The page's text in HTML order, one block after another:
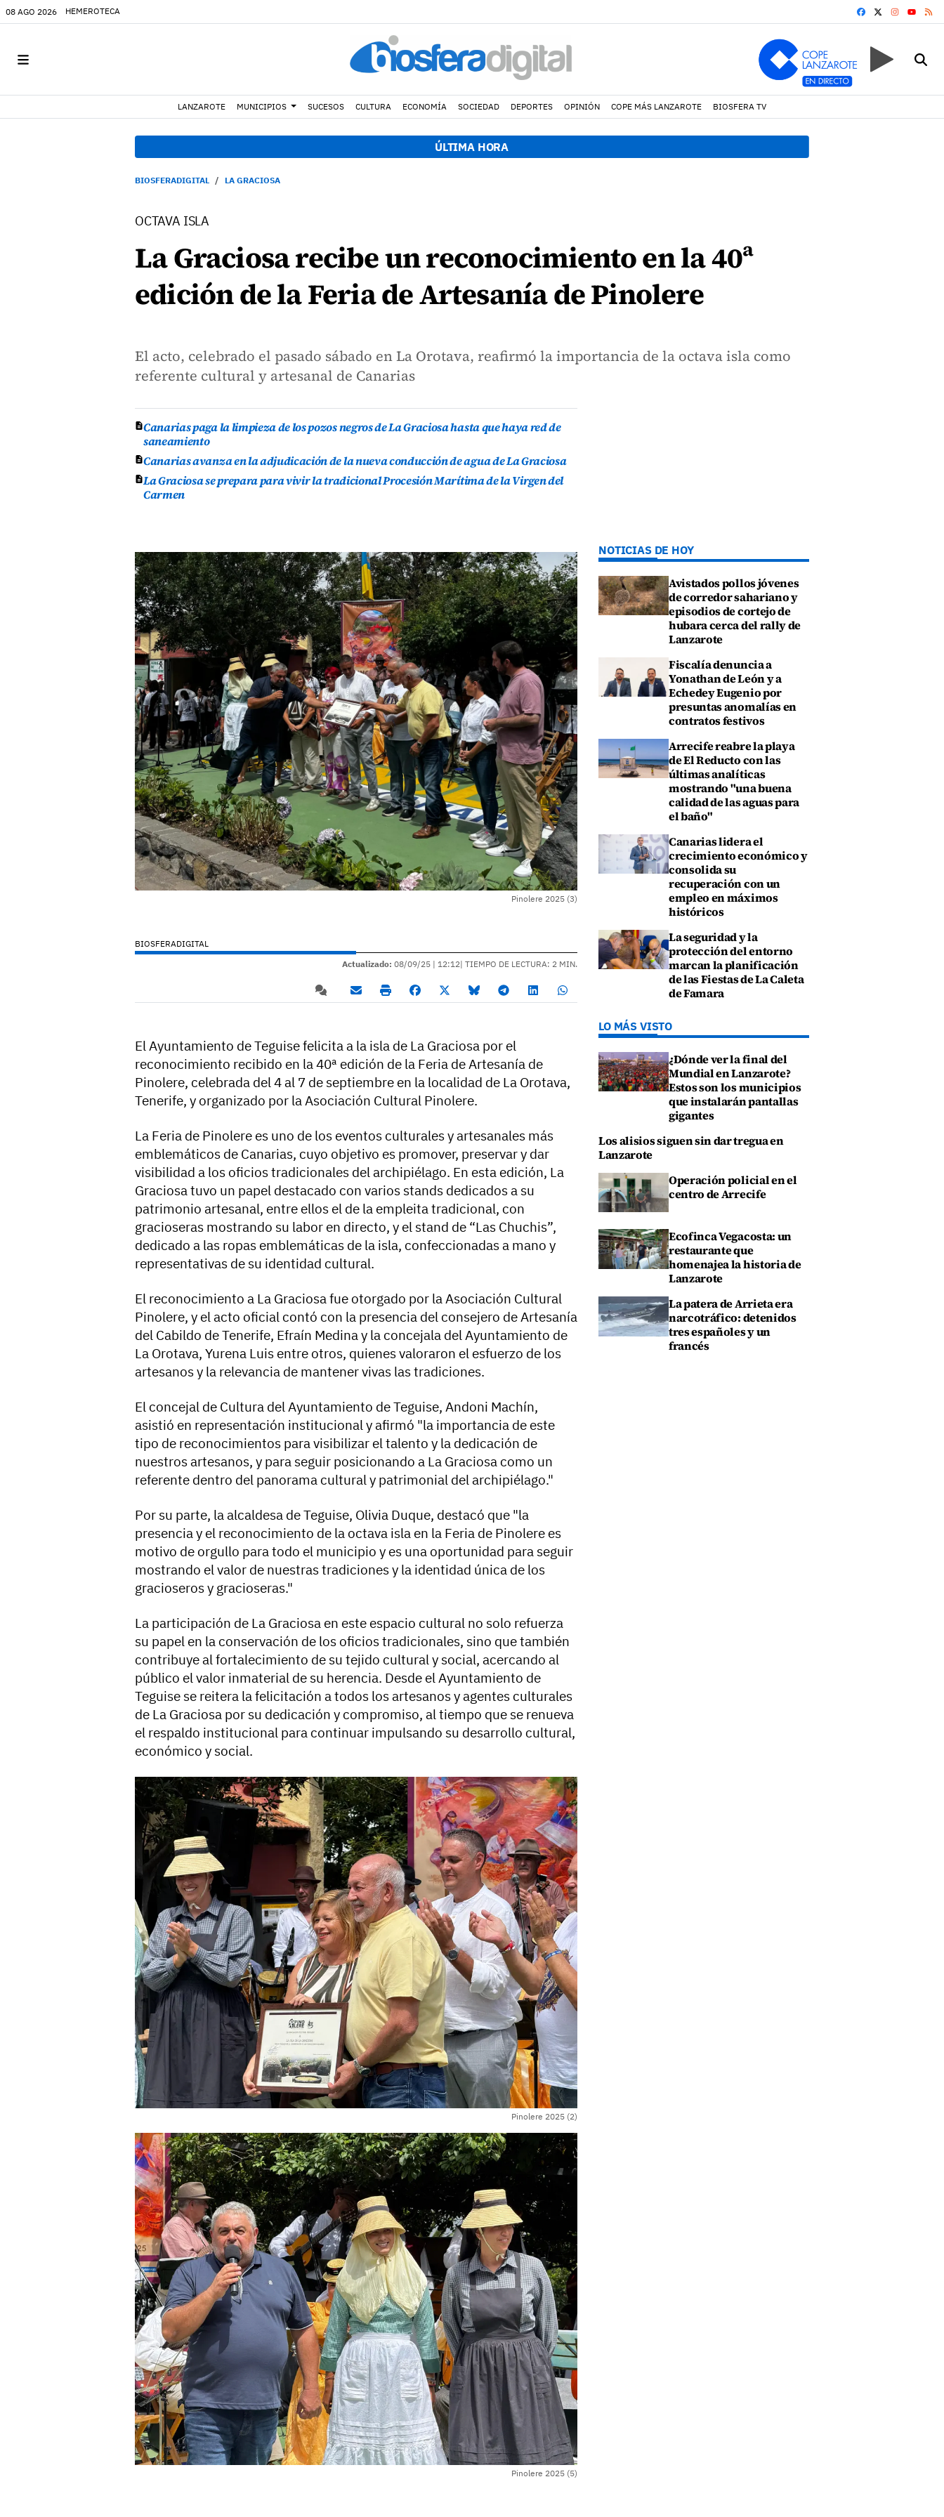
08 AGO 2026 HEMEROTECA FACEBOOK
YOUTUBE
LANZAROTE MUNICIPIOS SUCESOS CULTURA ECONOMÍA SOCIEDAD DEPORTES OPINIÓN COPE MÁS LANZAROTE BIOSFERA TV
ÚLTIMA HORA
BIOSFERADIGITAL LA GRACIOSA
OCTAVA ISLA
La Graciosa recibe un reconocimiento en la 40ª
edición de la Feria de Artesanía de Pinolere
El acto, celebrado el pasado sábado en La Orotava, reafirmó la importancia de la octava isla como
referente cultural y artesanal de Canarias
Canarias paga la limpieza de los pozos negros de La Graciosa hasta que haya red de
saneamiento
Canarias avanza en la adjudicación de la nueva conducción de agua de La Graciosa
La Graciosa se prepara para vivir la tradicional Procesión Marítima de la Virgen del
Carmen
Pinolere 2025 (3)
BIOSFERADIGITAL
Actualizado: 08/09/25 | 12:12| TIEMPO DE LECTURA: 2 MIN.
El Ayuntamiento de Teguise felicita a la isla de La Graciosa por el
reconocimiento recibido en la 40ª edición de la Feria de Artesanía de
Pinolere, celebrada del 4 al 7 de septiembre en la localidad de La Orotava,
Tenerife, y organizado por la Asociación Cultural Pinolere.
La Feria de Pinolere es uno de los eventos culturales y artesanales más
emblemáticos de Canarias, cuyo objetivo es promover, preservar y dar
visibilidad a los oficios tradicionales del archipiélago. En esta edición, La
Graciosa tuvo un papel destacado con varios stands dedicados a su
patrimonio artesanal, entre ellos el de la empleita tradicional, con
gracioseras mostrando su labor en directo, y el stand de “Las Chuchis”,
dedicado a las ropas emblemáticas de la isla, confeccionadas a mano y
representativas de su identidad cultural.
El reconocimiento a La Graciosa fue otorgado por la Asociación Cultural
Pinolere, y el acto oficial contó con la presencia del consejero de Artesanía
del Cabildo de Tenerife, Efraín Medina y la concejala del Ayuntamiento de
La Orotava, Yurena Luis entre otros, quienes valoraron el esfuerzo de los
artesanos y la relevancia de mantener vivas las tradiciones.
El concejal de Cultura del Ayuntamiento de Teguise, Andoni Machín,
asistió en representación institucional y afirmó "la importancia de este
tipo de reconocimientos para visibilizar el talento y la dedicación de
nuestros artesanos, y para seguir posicionando a La Graciosa como un
referente dentro del panorama cultural y patrimonial del archipiélago."
Por su parte, la alcaldesa de Teguise, Olivia Duque, destacó que "la
presencia y el reconocimiento de la octava isla en la Feria de Pinolere es
motivo de orgullo para todo el municipio y es una oportunidad para seguir
mostrando el valor de nuestras tradiciones y la identidad única de los
gracioseros y gracioseras."
La participación de La Graciosa en este espacio cultural no solo refuerza
su papel en la conservación de los oficios tradicionales, sino que también
contribuye al fortalecimiento de su tejido cultural y social, acercando al
público el valor inmaterial de su herencia. Desde el Ayuntamiento de
Teguise se reitera la felicitación a todos los artesanos y agentes culturales
de La Graciosa por su dedicación y compromiso, al tiempo que se renueva
el respaldo institucional para continuar impulsando su desarrollo cultural,
económico y social.
Pinolere 2025 (2)
Pinolere 2025 (5)
NOTICIAS DE HOY
Avistados pollos jóvenes
de corredor sahariano y
episodios de cortejo de
hubara cerca del rally de
Lanzarote
Fiscalía denuncia a
Yonathan de León y a
Echedey Eugenio por
presuntas anomalías en
contratos festivos
Arrecife reabre la playa
de El Reducto con las
últimas analíticas
mostrando "una buena
calidad de las aguas para
el baño"
Canarias lidera el
crecimiento económico y
consolida su
recuperación con un
empleo en máximos
históricos
La seguridad y la
protección del entorno
marcan la planificación
de las Fiestas de La Caleta
de Famara
LO MÁS VISTO
¿Dónde ver la final del
Mundial en Lanzarote?
Estos son los municipios
que instalarán pantallas
gigantes
Los alisios siguen sin dar tregua en
Lanzarote
Operación policial en el
centro de Arrecife
Ecofinca Vegacosta: un
restaurante que
homenajea la historia de
Lanzarote
La patera de Arrieta era
narcotráfico: detenidos
tres españoles y un
francés